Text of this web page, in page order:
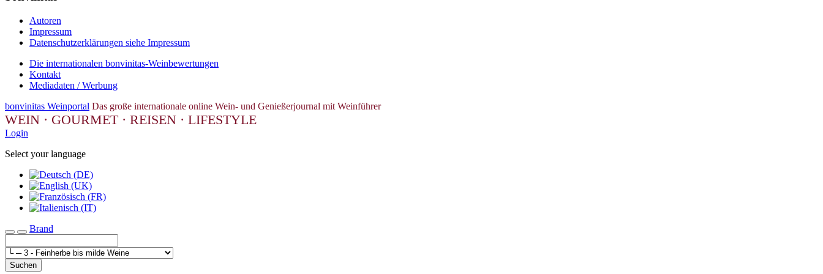
Autoren
Impressum
Datenschutzerklärungen siehe Impressum
Die internationalen bonvinitas-Weinbewertungen
Kontakt
Mediadaten / Werbung
bonvinitas Weinportal Das große internationale online Wein- und Genießerjournal mit Weinführer
WEIN · GOURMET · REISEN · LIFESTYLE
Login
Select your language
Toggle navigation
Brand
Suchen